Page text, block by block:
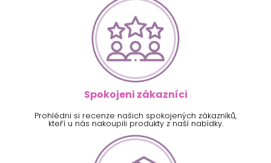
Spokojeni zákazníci
Prohlédni si recenze našich spokojených zákazníků,
kteří u nás nakoupili produkty z naší nabídky.